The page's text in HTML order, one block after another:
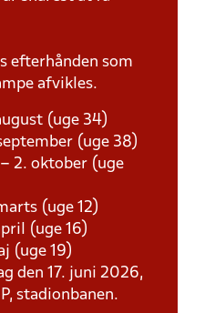
efterhånden som
afvikles.
(uge 34)
(uge 38)
2. oktober (uge
(uge 12)
(uge 16)
(uge 19)
den 17. juni 2026,
stadionbanen.